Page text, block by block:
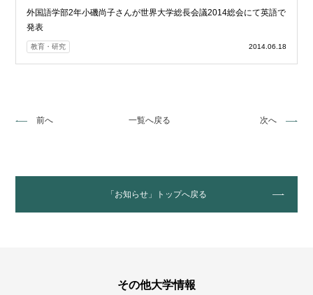
外国語学部2年小磯尚子さんが世界大学総長会議2014総会にて英語で
発表
教育・研究 2014.06.18
前へ 一覧へ戻る 次へ
「お知らせ」トップへ戻る
その他大学情報